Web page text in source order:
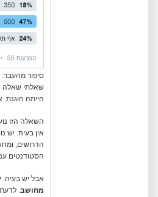
שאלתי שאלה
הייתה הוגנת.
השאלה הזו
אין בעיה. יש
הדרושים,
הסטודנטים
אבל יש בעיה.
מחושב.